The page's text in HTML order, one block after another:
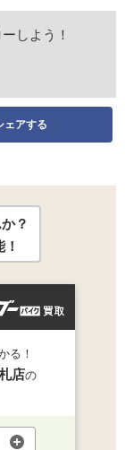
しよう！
ェアする
？
る！
店の